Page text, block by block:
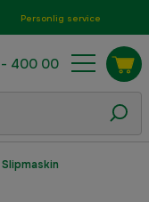
Personlig service
400 00
Slipmaskin